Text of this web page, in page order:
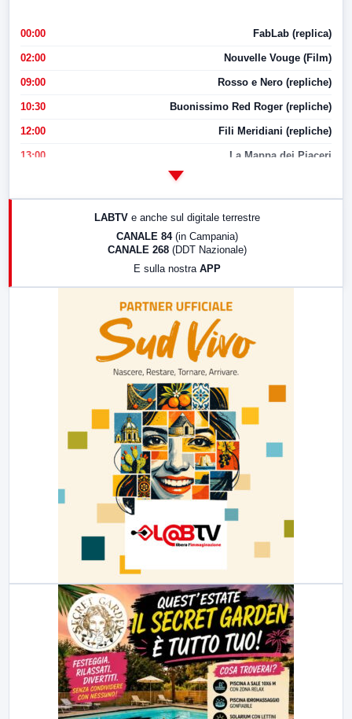
00:00 FabLab (replica)
02:00 Nouvelle Vouge (Film)
09:00 Rosso e Nero (repliche)
10:30 Buonissimo Red Roger (repliche)
12:00 Fili Meridiani (repliche)
13:00 La Mappa dei Piaceri
LABTV e anche sul digitale terrestre
CANALE 84 (in Campania)
CANALE 268 (DDT Nazionale)
E sulla nostra APP